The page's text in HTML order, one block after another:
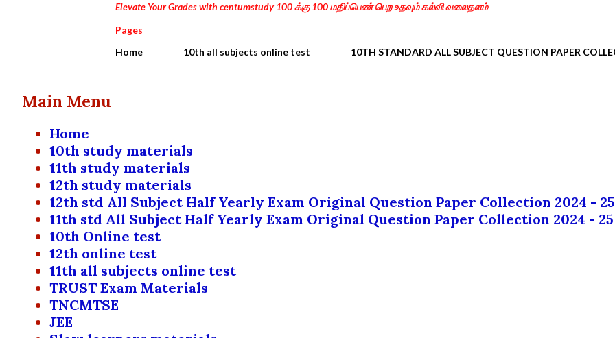
Elevate Your Grades with centumstudy 100 க்கு 100 மதிப்பெண் பெற உதவும் கல்வி வலைதளம்
Pages
Home
10th all subjects online test 10TH STANDARD ALL SUBJECT QUESTION PAPER
Main Menu
Home
10th study materials
11th study materials
12th study materials
12th std All Subject Half Yearly Exam Original Question Paper Collection 2024 - 25
11th std All Subject Half Yearly Exam Original Question Paper Collection 2024 - 25
10th Online test
12th online test
11th all subjects online test
TRUST Exam Materials
TNCMTSE
JEE